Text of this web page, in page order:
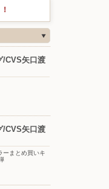
/CVS矢口渡
/CVS矢口渡
ーまとめ買いキ